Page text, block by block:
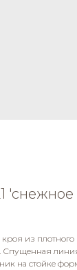
'снежное
из плотного
Спущенная
на стойке